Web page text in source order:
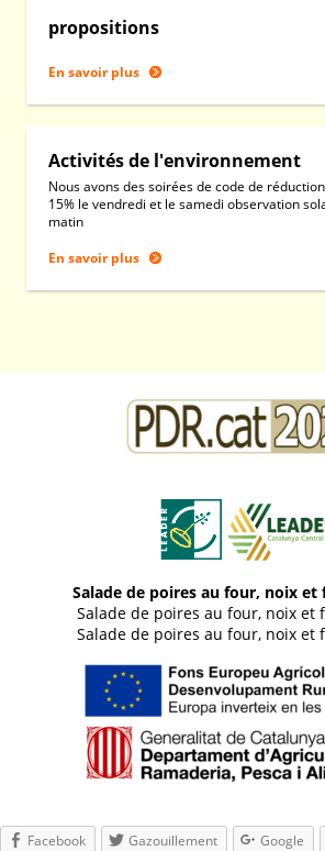
propositions
En savoir plus
Activités de l'environnement
Nous avons des soirées de code de
15% le vendredi et le samedi observation
matin
En savoir plus
Salade de poires au four, noix et
Salade de poires au four, noix et
Salade de poires au four, noix et
Facebook Gazouillement Google